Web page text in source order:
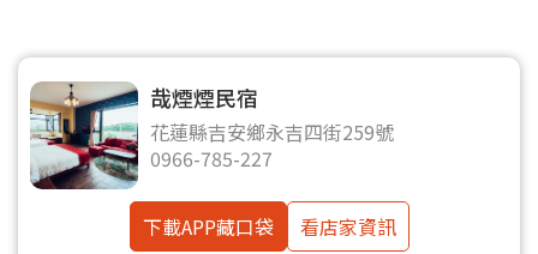
哉煙煙民宿
花蓮縣吉安鄉永吉四街259號
0966-785-227
下載APP藏口袋 看店家資訊